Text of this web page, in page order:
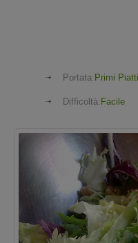
Portata: Primi Piatti
Difficoltà: Facile